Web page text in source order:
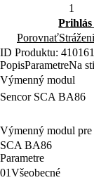
Prihlás
Porovnať
ID Produktu:
PopisParametreNa
Výmenný modul
Sencor SCA BA86
Výmenný modul
SCA BA86
Parametre
01Všeobecné